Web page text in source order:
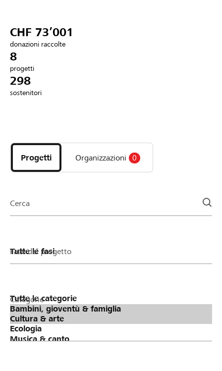
Collegarsi
DE FR IT
CHF 73’001
donazioni raccolte
8
progetti
298
sostenitori
i
progetti
e
della
Progetti Organizzazioni 0
Cerca
Fase del progetto
Categorie